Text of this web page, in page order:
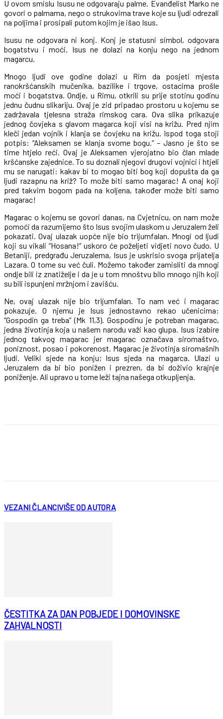
U ovom smislu Isusu ne odgovaraju palme. Evanđelist Marko ne
govori o palmama, nego o strukovima trave koje su ljudi odrezali
na poljima i prosipali putom kojim je išao Isus.
Isusu ne odgovara ni konj. Konj je statusni simbol, odgovara
bogatstvu i moći. Isus ne dolazi na konju nego na jednom
magarcu.
Mnogo ljudi ove godine dolazi u Rim da posjeti mjesta
ranokršćanskih mučenika, bazilike i trgove, ostacima prošle
moći i bogatstva. Ondje, u Rimu, otkrili su prije stotinu godinu
jednu čudnu slikariju. Ovaj je zid pripadao prostoru u kojemu se
zadržavala tjelesna straža rimskog cara. Ova slika prikazuje
jednog čovjeka s glavom magarca koji visi na križu. Pred njim
kleči jedan vojnik i klanja se čovjeku na križu. Ispod toga stoji
potpis: “Aleksamen se klanja svome bogu.” – Jasno je što se
time htjelo reći. Ovaj je Aleksamen vjerojatno bio član mlade
kršćanske zajednice. To su doznali njegovi drugovi vojnici i htjeli
mu se narugati: kakav bi to mogao biti bog koji dopušta da ga
ljudi razapnu na križ? To može biti samo magarac! A onaj koji
pred takvim bogom pada na koljena, također može biti samo
magarac!
Magarac o kojemu se govori danas, na Cvjetnicu, on nam može
pomoći da razumijemo što Isus svojim ulaskom u Jeruzalem želi
pokazati. Ovaj ulazak uopće nije bio trijumfalan. Mnogi od ljudi
koji su vikali “Hosana!” uskoro će poželjeti vidjeti novo čudo. U
Betaniji, predgrađu Jeruzalema, Isus je uskrisio svoga prijatelja
Lazara. O tome su već čuli. Možemo također zamisliti da mnogi
ondje bili iz znatiželje i da je u tom mnoštvu bilo mnogo njih koji
su bili ispunjeni mržnjom i zavišću.
Ne, ovaj ulazak nije bio trijumfalan. To nam već i magarac
pokazuje. O njemu je Isus jednostavno rekao učenicima:
“Gospodin ga treba” (Mk 11,3). Gospodinu je potreban magarac,
jedna životinja koja u našem narodu važi kao glupa. Isus izabire
jednog takvog magarac jer magarac označava siromaštvo,
poniznost, posao i pokorenost. Magarac je životinja siromašnih
ljudi. Veliki sjede na konju; Isus sjeda na magarca. Ulazi u
Jeruzalem da bi bio ponižen i prezren, da bi doživio krajnje
poniženje. Ali upravo u tome leži tajna našega otkupljenja.
VEZANI ČLANCIVIŠE OD AUTORA
ČESTITKA ZA DAN POBJEDE I DOMOVINSKE
ZAHVALNOSTI